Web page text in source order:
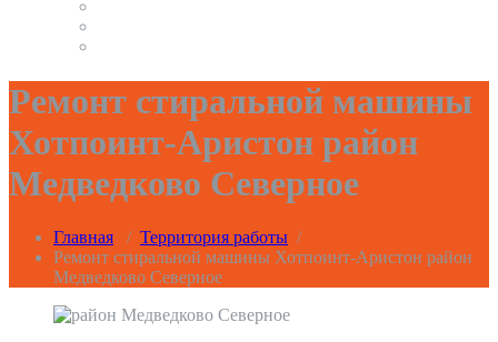
Ремонт стиральной машины
Хотпоинт-Аристон район
Медведково Северное
Главная / Территория работы /
Ремонт стиральной машины Хотпоинт-Аристон район
Медведково Северное